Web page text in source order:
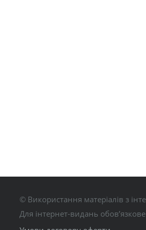
© Використання матеріалів з
Для інтернет-видань